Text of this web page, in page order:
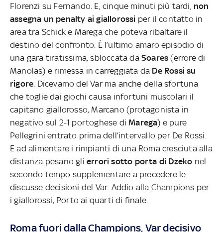
Florenzi su Fernando. E, cinque minuti più tardi, non
assegna un penalty ai giallorossi per il contatto in
area tra Schick e Marega che poteva ribaltare il
destino del confronto. È l’ultimo amaro episodio di
una gara tiratissima, sbloccata da Soares (errore di
Manolas) e rimessa in carreggiata da De Rossi su
rigore . Dicevamo del Var ma anche della sfortuna
che toglie dai giochi causa infortuni muscolari il
capitano giallorosso, Marcano (protagonista in
negativo sul 2-1 portoghese diMarega) e pure
Pellegrini entrato prima dell’intervallo per De Rossi.
E ad alimentare i rimpianti di una Roma cresciuta alla
distanza pesano gli errori sotto porta di Dzeko nel
secondo tempo supplementare a precedere le
discusse decisioni del Var. Addio alla Champions per
i giallorossi, Porto ai quarti di finale.
Roma fuori dalla Champions, Var decisivo